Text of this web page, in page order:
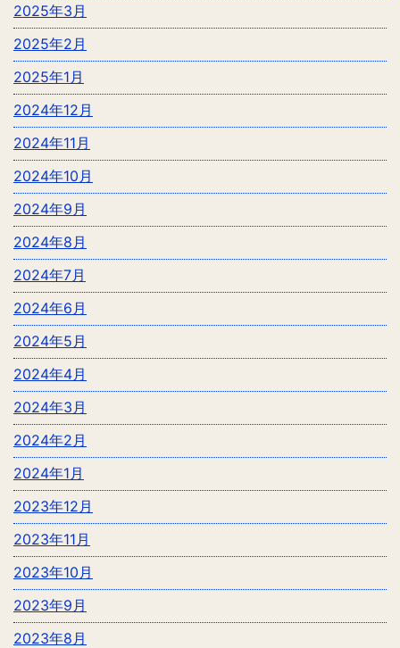
2025年3月
2025年2月
2025年1月
2024年12月
2024年11月
2024年10月
2024年9月
2024年8月
2024年7月
2024年6月
2024年5月
2024年4月
2024年3月
2024年2月
2024年1月
2023年12月
2023年11月
2023年10月
2023年9月
2023年8月